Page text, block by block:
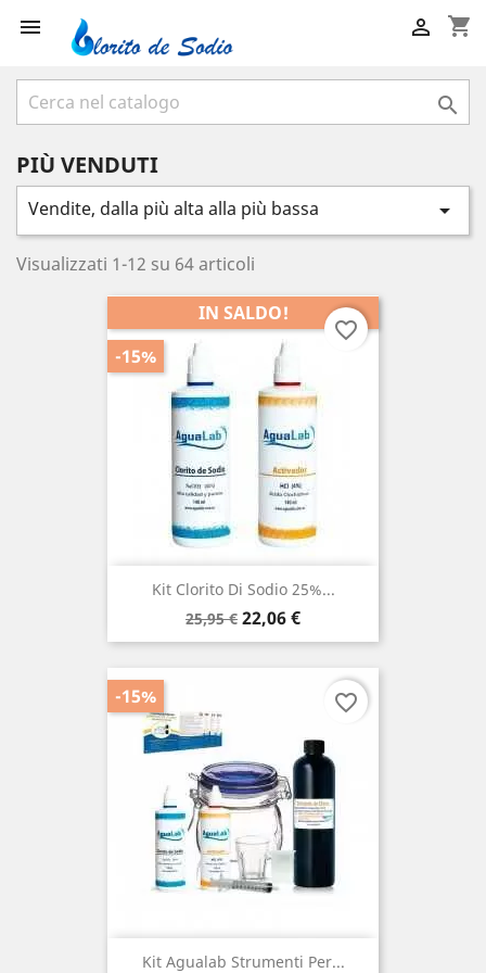
 shopping_cart


PIÙ VENDUTI
Vendite, dalla più alta alla più bassa 
Visualizzati 1-12 su 64 articoli
Kit Clorito Di Sodio 25%...
Prezzo
base
25,95 € Prezzo
22,06 €
IN SALDO!
-15%
favorite_border
Kit Agualab Strumenti Per...
-15% favorite_border